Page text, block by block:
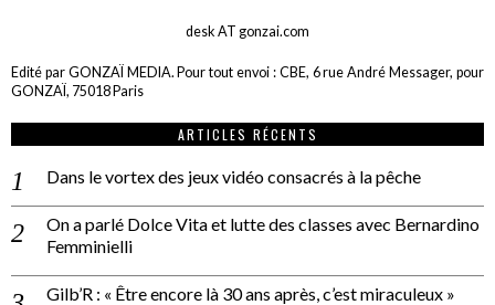
desk AT gonzai.com
Edité par GONZAÏ MEDIA. Pour tout envoi : CBE, 6 rue André Messager, pour
GONZAÏ, 75018 Paris
ARTICLES RÉCENTS
Dans le vortex des jeux vidéo consacrés à la pêche
On a parlé Dolce Vita et lutte des classes avec Bernardino
Femminielli
Gilb’R : « Être encore là 30 ans après, c’est miraculeux »